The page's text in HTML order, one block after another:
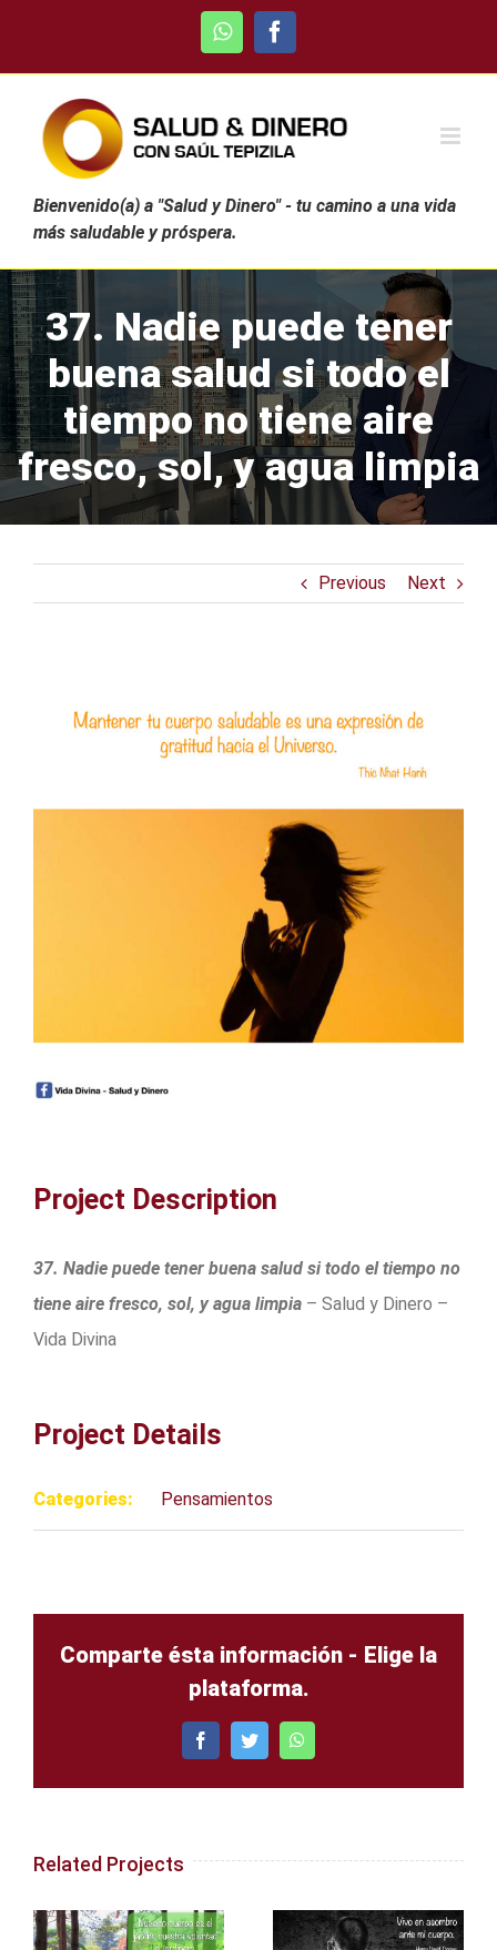
WhatsAppFacebook
Bienvenido(a) a "Salud y Dinero" - tu camino a una vida
más saludable y próspera.
37. Nadie puede tener
buena salud si todo el
tiempo no tiene aire
fresco, sol, y agua limpia
Previous Next
Larger
Project Description
37. Nadie puede tener buena salud si todo el tiempo no
tiene aire fresco, sol, y agua limpia – Salud y Dinero –
Vida Divina
Project Details
Categories: Pensamientos
Comparte ésta información - Elige la
plataforma.
FacebookTwitterWhatsApp
Related Projects